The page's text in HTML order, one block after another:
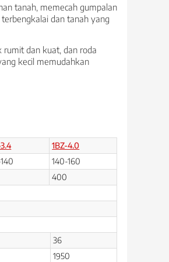
tanah, memecah gumpalan
dan tanah yang
dan kuat, dan roda
kecil memudahkan
1BZ-4.0
140-160
400
36
1950